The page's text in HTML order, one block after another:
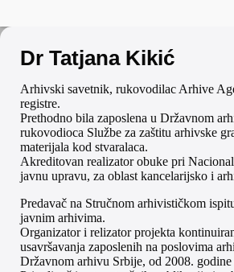
Dr Tatjana Kikić
Arhivski savetnik, rukovodilac Arhive
registre.
Prethodno bila zaposlena u Državnom
rukovodioca Službe za zaštitu arhivske
materijala kod stvaralaca.
Akreditovan realizator obuke pri
javnu upravu, za oblast kancelarijsko i
Predavač na Stručnom arhivističkom
javnim arhivima.
Organizator i relizator projekta
usavršavanja zaposlenih na poslovima
Državnom arhivu Srbije, od 2008. godine